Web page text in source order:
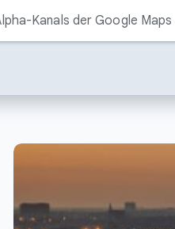
Kanals der Google